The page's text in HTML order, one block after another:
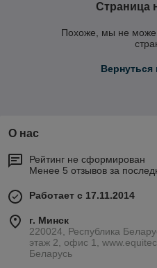
Страница
Похоже, мы не
Вернуться
О нас
Рейтинг не сформирован
Менее 5 отзывов за
Работает с 17.11.2014
г. Минск
220024, Республика
этаж 2, офис 1,
Беларусь